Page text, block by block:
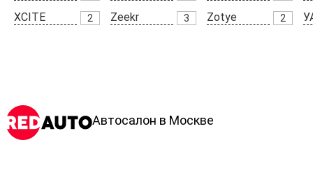
XCITE
2 Zeekr 3 Zotye 2
Автосалон в Москве